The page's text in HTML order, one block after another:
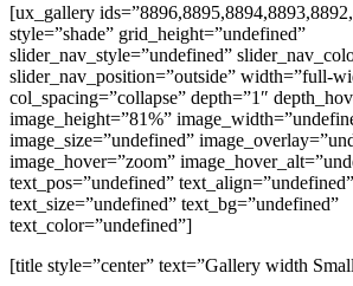
[ux_gallery
style=”shade” grid_height=”undefined”
slider_nav_style=”undefined”
slider_nav_position=”outside” width=”full-
col_spacing=”collapse” depth=”1″
image_height=”81%”
image_size=”undefined”
image_hover=”zoom”
text_pos=”undefined” text_align=”undefined”
text_size=”undefined” text_bg=”undefined”
text_color=”undefined”]
[title style=”center” text=”Gallery width